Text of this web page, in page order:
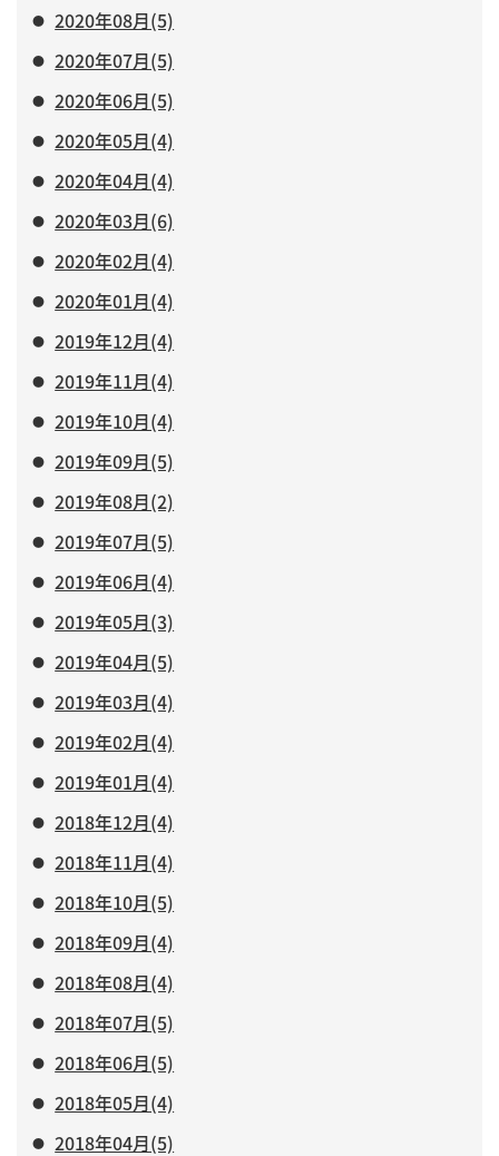
2020年08月(5)
2020年07月(5)
2020年06月(5)
2020年05月(4)
2020年04月(4)
2020年03月(6)
2020年02月(4)
2020年01月(4)
2019年12月(4)
2019年11月(4)
2019年10月(4)
2019年09月(5)
2019年08月(2)
2019年07月(5)
2019年06月(4)
2019年05月(3)
2019年04月(5)
2019年03月(4)
2019年02月(4)
2019年01月(4)
2018年12月(4)
2018年11月(4)
2018年10月(5)
2018年09月(4)
2018年08月(4)
2018年07月(5)
2018年06月(5)
2018年05月(4)
2018年04月(5)